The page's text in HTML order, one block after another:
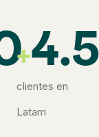
clientes en
Latam
+